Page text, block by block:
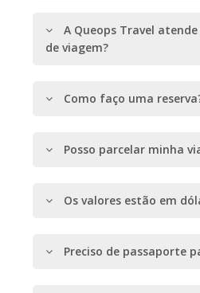
A Queops Travel
de viagem?
Como faço uma
Posso parcelar minha
Os valores estão em
Preciso de passaporte